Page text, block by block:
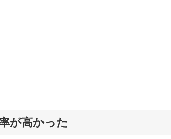
が高かった